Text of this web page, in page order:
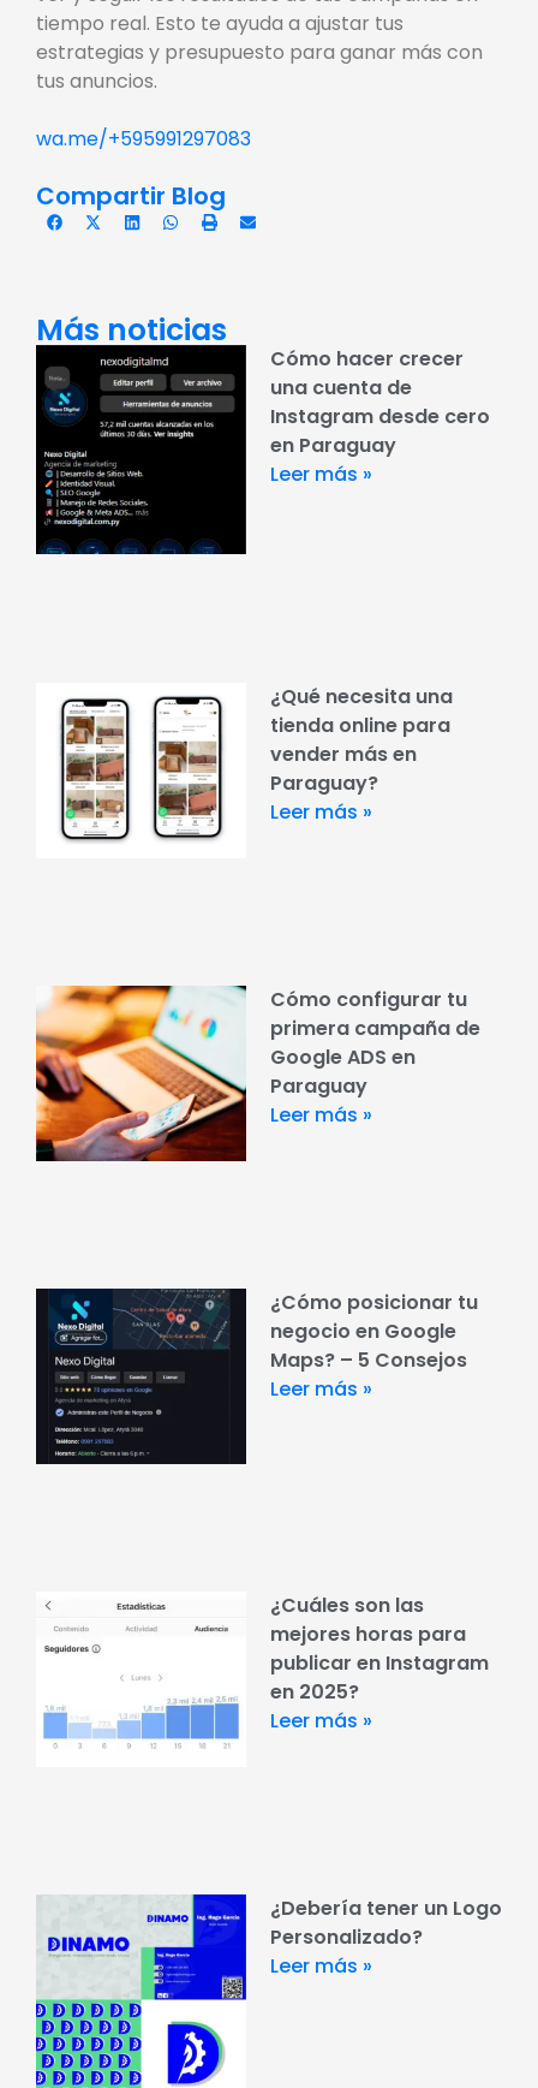
Más noticias
Cómo hacer crecer
una cuenta de
Instagram desde cero
en Paraguay
Leer más »
¿Qué necesita una
tienda online para
vender más en
Paraguay?
Leer más »
Cómo configurar tu
primera campaña de
Google ADS en
Paraguay
Leer más »
¿Cómo posicionar tu
negocio en Google
Maps? – 5 Consejos
Leer más »
¿Cuáles son las
mejores horas para
publicar en Instagram
en 2025?
Leer más »
¿Debería tener un Logo
Personalizado?
Leer más »
tiempo real. Esto te ayuda a ajustar tus
estrategias y presupuesto para ganar más con
tus anuncios.
wa.me/+595991297083
Compartir Blog